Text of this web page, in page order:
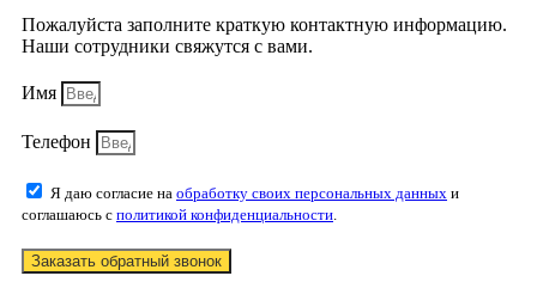
Пожалуйста заполните краткую контактную информацию.
Наши сотрудники свяжутся с вами.
Имя
Телефон
Я даю согласие на обработку своих персональных данных и
соглашаюсь с политикой конфиденциальности
Заказать обратный звонок